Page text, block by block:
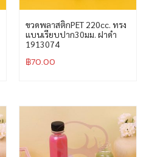
ขวดพลาสติกPET 220cc. ทรง
แบนเรียบปาก30มม. ฝาดำ
1913074
฿70.00